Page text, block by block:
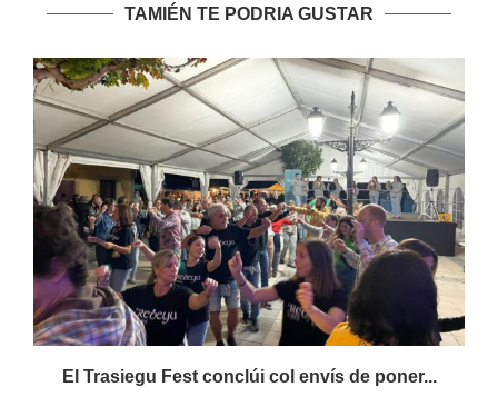
TAMIÉN TE PODRIA GUSTAR
El Trasiegu Fest conclúi col envís de poner...